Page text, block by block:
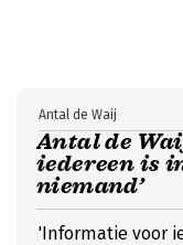
Antal de
iedereen is
niemand’
Antal de Waij
'Informatie voor